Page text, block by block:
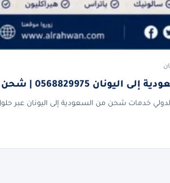
شحن الأثاث السيارات البضائع الطرود
خدمات شحن من السعودية إلى اليونان عبر